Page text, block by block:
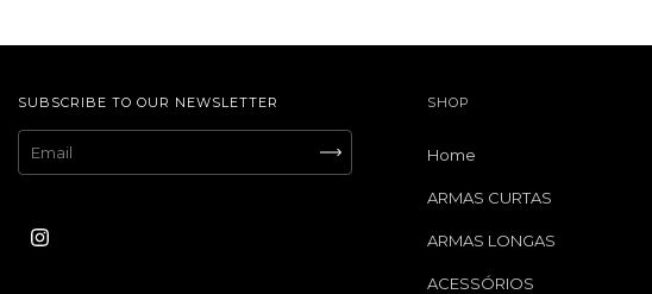
SUBSCRIBE TO OUR NEWSLETTER SHOP
Home
ARMAS CURTAS
ARMAS LONGAS
ACESSÓRIOS